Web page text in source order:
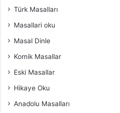
Türk Masalları
Masallari oku
Masal Dinle
Komik Masallar
Eski Masallar
Hikaye Oku
Anadolu Masalları